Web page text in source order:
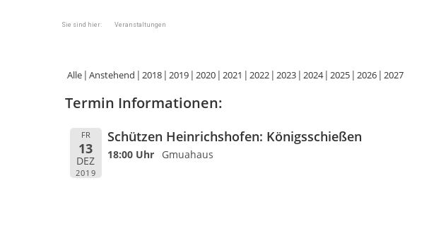
Sie sind hier: Veranstaltungen
Alle Anstehend 2018 2019 2020 2021 2022 2023 2024 2025 2026 2027
Termin Informationen:
FR
13
DEZ
2019
Schützen Heinrichshofen: Königsschießen
18:00 Uhr Gmuahaus